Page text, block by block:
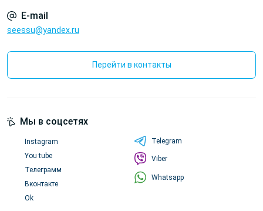
E-mail
seessu@yandex.ru
Перейти в контакты
Мы в соцсетях
Instagram
You tube
Телеграмм
Вконтакте
Ok
Telegram
Viber
Whatsapp